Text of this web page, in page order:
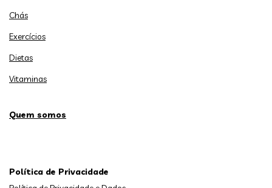
Chás
Exercícios
Dietas
Vitaminas
Quem somos
Política de Privacidade